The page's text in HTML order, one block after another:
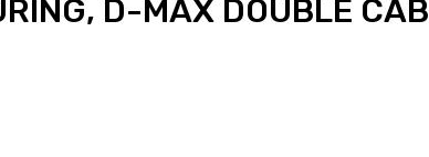
D-MAX DOUBLE CAB